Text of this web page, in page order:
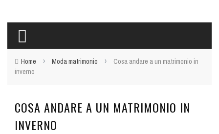
Home › Moda matrimonio ›
Cosa andare a un matrimonio in
inverno
COSA ANDARE A UN MATRIMONIO IN
INVERNO